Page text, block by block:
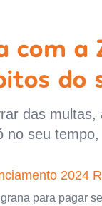
com
do
das
no seu
2024
para pagar